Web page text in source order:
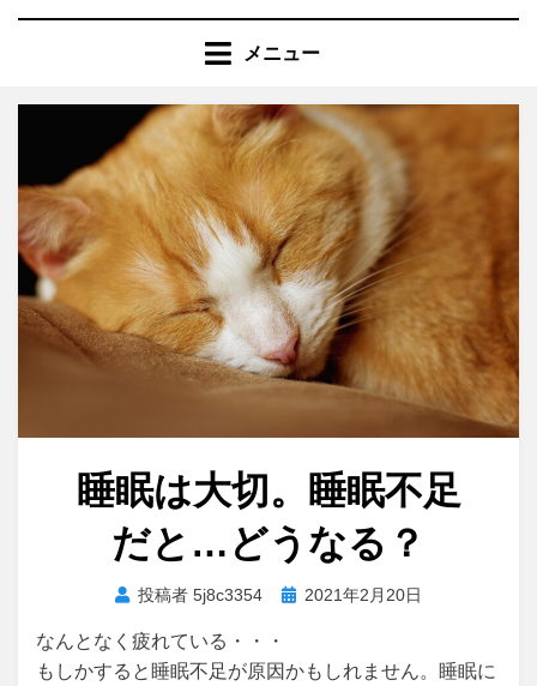
メニュー
睡眠は大切。睡眠不足
だと…どうなる？
投稿者 5j8c3354
投 2021年2月20日
なんとなく疲れている・・・
もしかすると睡眠不足が原因かもしれません。睡眠に